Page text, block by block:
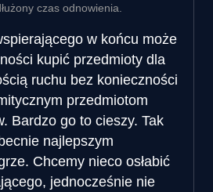
czas odnowienia.
w końcu może
kupić przedmioty dla
ruchu bez konieczności
przedmiotom
Bardzo go to cieszy. Tak
najlepszym
Chcemy nieco osłabić
jednocześnie nie